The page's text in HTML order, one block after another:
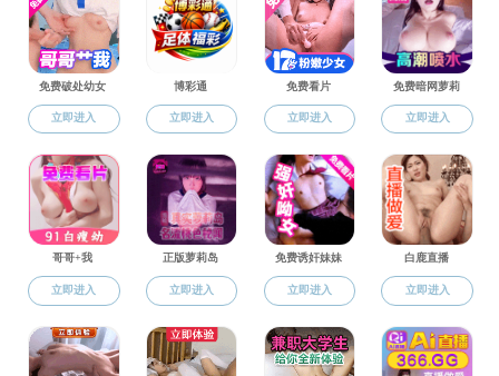
中文av 学院行政办公室电话: 023-68251274
中文av 学院工作意见箱:yyylgongzuo2@zhongwenav.org
邮编：400715
版权所有：无码中文av-中文av渝ICP 06005063号-4